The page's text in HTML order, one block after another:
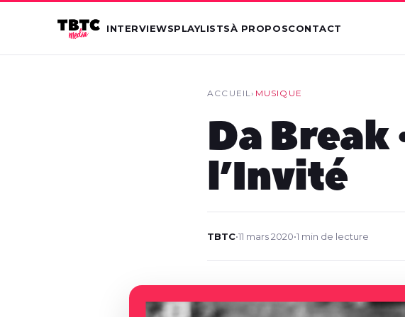
INTERVIEWSPLAYLISTSÀ PROPOSCONTACT
ACCUEIL› MUSIQUE
Da Break
l’Invité
TBTC•11 mars 2020•1 min de lecture